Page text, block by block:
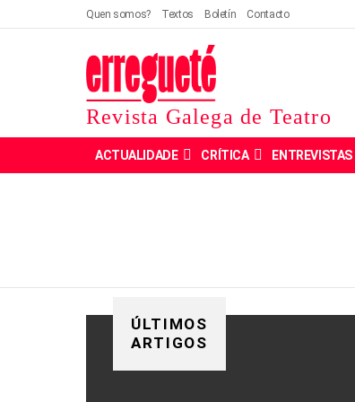
Quen somos? Textos Boletín Contacto
Revista Galega de Teatro
ACTUALIDADE CRÍTICA ENTREVISTAS
ÚLTIMOS
ARTIGOS